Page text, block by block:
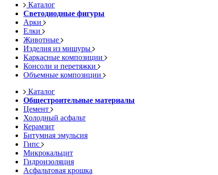
Каталог
Светодиодные фигуры
Арки
Елки
Животные
Изделия из мишуры
Каркасные композиции
Консоли и перетяжки
Объемные композиции
Каталог
Общестроительные материалы
Цемент
Холодный асфальт
Керамзит
Битумная эмульсия
Гипс
Микрокальцит
Гидроизоляция
Асфальтовая крошка